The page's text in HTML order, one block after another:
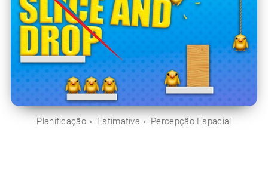
Planificação Estimativa Percepção Espacial